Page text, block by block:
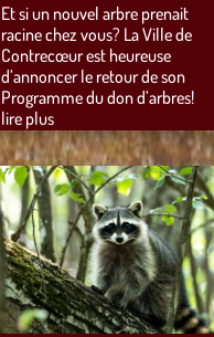
Et si un nouvel arbre prenait
racine chez vous? La Ville de
Contrecœur est heureuse
d’annoncer le retour de son
Programme du don d’arbres!
lire plus